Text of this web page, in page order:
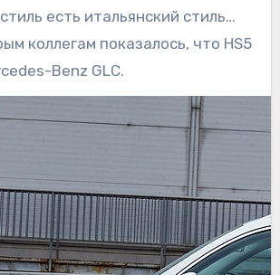
есть итальянский стиль…
коллегам показалось, что HS5
Benz GLC.